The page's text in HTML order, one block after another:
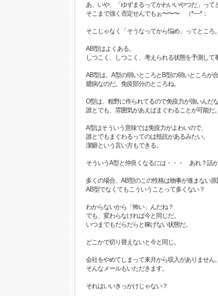
あ、いや、「ゆずまるってかわいいやつだ」って
そこまで強く否定せんでもぉ〜〜〜 （*−−*；
そこじゃなく「そうなってから悩め」ってところ。
AB型はよくある。
しつこく、しつこく、考えられる状態を予測して
AB型は、A型の弱いところとB型の弱いところが
臆病なのだ。免疫部分のところね。
O型は、粗野に作られてるので免疫力が強いんだな
誰とでも、雰囲気があえばまぐわることが可能だ。
A型はそういう意味では免疫力がよわいので、
誰とでもまぐわるってのは抵抗があるみたい。
潔癖という言い方もできる。
そういうA型と仲良くなるには・・・ あれ？話
多くの場合、AB型のこの性格は物事が進まない原
AB型でなくてもこういうことって多くない？
わからないから「怖い」んだね？
でも、変わらなければ今と同じだ。
いつまでもだらだらと稼げない状態だ。
どこかで切り替えないと今と同じ。
会社をやめてしまって来月から収入がありません。
そんなメールもいただきます。
それはいいきっかけじゃない？